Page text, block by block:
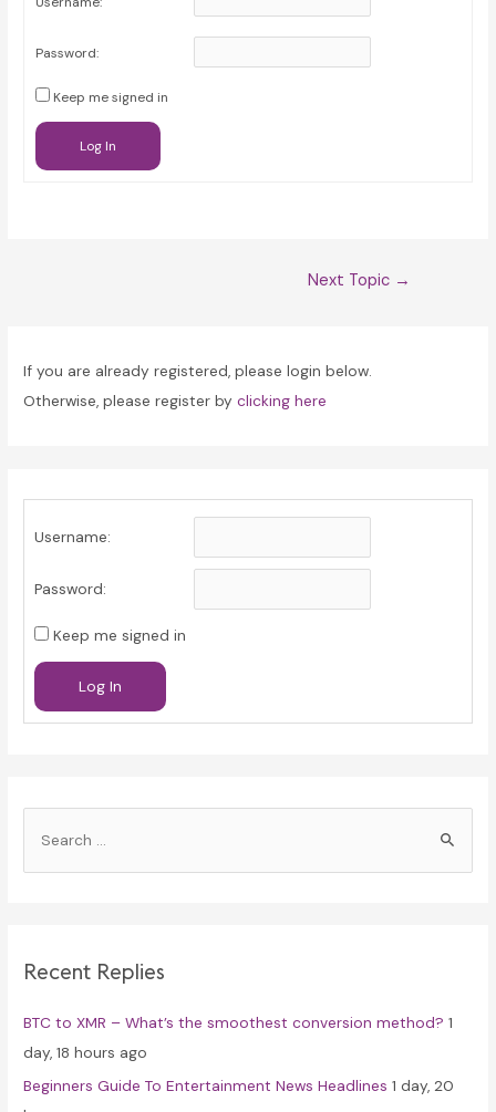
Password:
Keep me signed in
Log In
Next Topic →
If you are already registered, please login below.
Otherwise, please register byclicking here
Username:
Password:
Keep me signed in
Log In
h
o
r
:
Recent Replies
BTC to XMR – What’s the smoothest conversion method? 1
day, 18 hours ago
Beginners Guide To Entertainment News Headlines 1 day, 20